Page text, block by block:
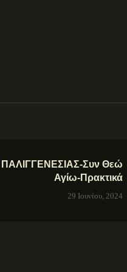
Συν Θεώ
Αγίω-Πρακτικά
29 Ιουνίου, 2024